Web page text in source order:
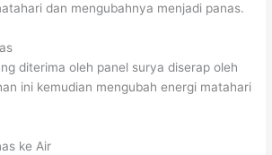
dan mengubahnya menjadi panas.
diterima oleh panel surya diserap oleh
ini kemudian mengubah energi matahari
ke Air